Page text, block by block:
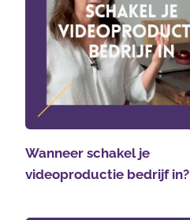
Wanneer schakel je
videoproductie bedrijf in?